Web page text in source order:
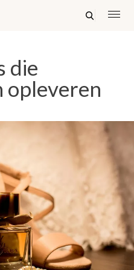
die
opleveren